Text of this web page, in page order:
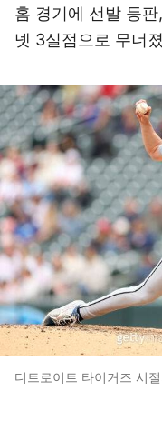
홈 경기에 선발 등
넷 3실점으로 무너
디트로이트 타이거즈 시